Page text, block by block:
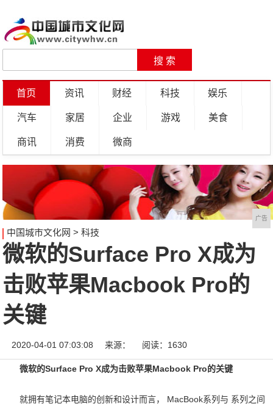
首页 资讯 财经 科技 娱乐
汽车 家居 企业 游戏 美食
商讯 消费 微商
广告
中国城市文化网 > 科技
微软的Surface Pro X成为
击败苹果Macbook Pro的
关键
2020-04-01 07:03:08 来源： 阅读：1630
微软的Surface Pro X成为击败苹果Macbook Pro的关键
就拥有笔记本电脑的创新和设计而言， MacBook系列与 系列之间